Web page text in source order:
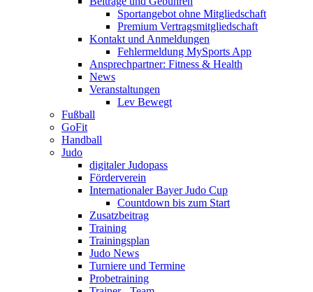
Sportangebot ohne Mitgliedschaft
Premium Vertragsmitgliedschaft
Kontakt und Anmeldungen
Fehlermeldung MySports App
Ansprechpartner: Fitness & Health
News
Veranstaltungen
Lev Bewegt
Fußball
GoFit
Handball
Judo
digitaler Judopass
Förderverein
Internationaler Bayer Judo Cup
Countdown bis zum Start
Zusatzbeitrag
Training
Trainingsplan
Judo News
Turniere und Termine
Probetraining